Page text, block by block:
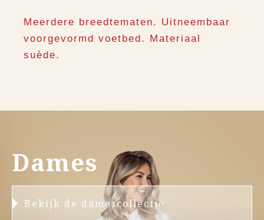
Meerdere breedtematen. Uitneembaar
voorgevormd voetbed. Materiaal
suède.
Dames
Bekijk de damescollectie